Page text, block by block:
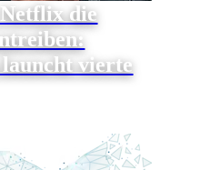
die
vierte